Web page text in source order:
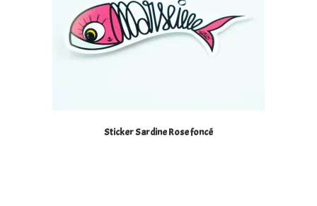
Sticker Sardine Rose foncé